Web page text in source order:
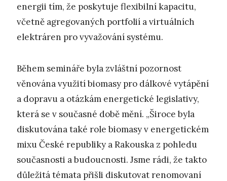
energii tím, že poskytuje flexibilní kapacitu,
včetně agregovaných portfolií a virtuálních
elektráren pro vyvažování systému.
Během semináře byla zvláštní pozornost
věnována využití biomasy pro dálkové vytápění
a dopravu a otázkám energetické legislativy,
která se v současné době mění. „Široce byla
diskutována také role biomasy v energetickém
mixu České republiky a Rakouska z pohledu
současnosti a budoucnosti. Jsme rádi, že takto
důležitá témata přišli diskutovat renomovaní